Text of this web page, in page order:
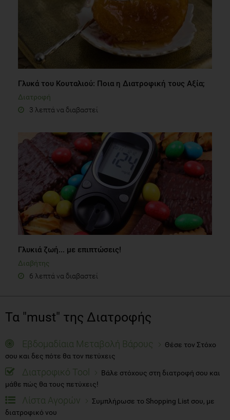
Γλυκά του Κουταλιού: Ποια η Διατροφική τους Αξία;
Διατροφή
3 λεπτά να διαβαστεί
Γλυκιά ζωή... με επιπτώσεις!
Διαβήτης
6 λεπτά να διαβαστεί
Τα "must" της Διατροφής
Εβδομαδίαια Μεταβολή Βάρους
Θέσε τον Στόχο
σου και δες πότε θα τον πετύχεις
Διατροφικό Tool
Βάλε στόχους στη διατροφή σου και
μάθε πώς θα τους πετύχεις!
Λίστα Αγορών
Συμπλήρωσε το Shopping List σου, με
διατροφικό νου